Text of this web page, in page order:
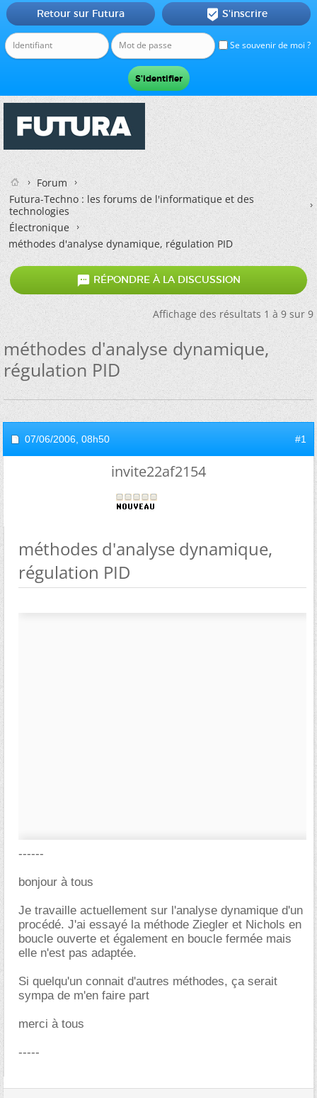
Se souvenir de moi ?
Retour sur Futura  S'inscrire
Forum
Futura-Techno : les forums de l'informatique et des
technologies
Électronique
méthodes d'analyse dynamique, régulation PID
 RÉPONDRE À LA DISCUSSION
Affichage des résultats 1 à 9 sur 9
méthodes d'analyse dynamique,
régulation PID
07/06/2006, 08h50 #1
invite22af2154
méthodes d'analyse dynamique,
régulation PID
------
bonjour à tous
Je travaille actuellement sur l'analyse dynamique d'un
procédé. J'ai essayé la méthode Ziegler et Nichols en
boucle ouverte et également en boucle fermée mais
elle n'est pas adaptée.
Si quelqu'un connait d'autres méthodes, ça serait
sympa de m'en faire part
merci à tous
-----